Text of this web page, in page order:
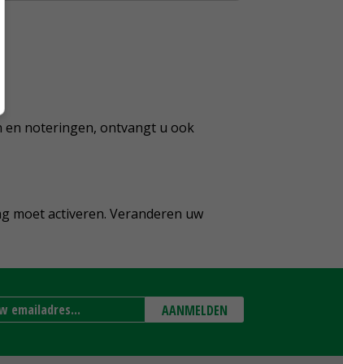
en noteringen, ontvangt u ook
moet activeren. Veranderen uw
AANMELDEN